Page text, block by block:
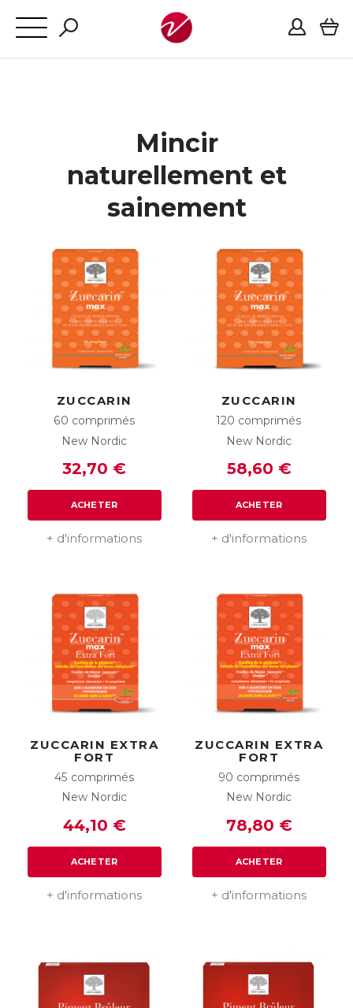
Mincir
naturellement et
sainement
ZUCCARIN
60 comprimés
New Nordic
32,70 €
ACHETER
+ d'informations
ZUCCARIN
120 comprimés
New Nordic
58,60 €
ACHETER
+ d'informations
ZUCCARIN EXTRA
FORT
45 comprimés
New Nordic
44,10 €
ACHETER
+ d'informations
ZUCCARIN EXTRA
FORT
90 comprimés
New Nordic
78,80 €
ACHETER
+ d'informations